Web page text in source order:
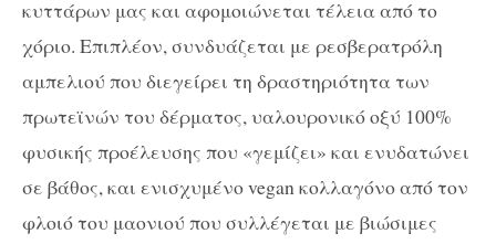
κυττάρων μας και αφομοιώνεται τέλεια από το
χόριο. Επιπλέον, συνδυάζεται με ρεσβερατρόλη
αμπελιού που διεγείρει τη δραστηριότητα των
πρωτεϊνών του δέρματος, υαλουρονικό οξύ 100%
φυσικής προέλευσης που «γεμίζει» και ενυδατώνει
σε βάθος, και ενισχυμένο vegan κολλαγόνο από τον
φλοιό του μαονιού που συλλέγεται με βιώσιμες